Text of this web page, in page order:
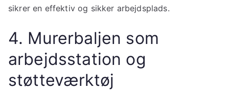
sikrer en effektiv og sikker arbejdsplads.
4. Murerbaljen som
arbejdsstation og
støtteværktøj